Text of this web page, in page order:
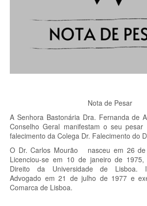
Nota de Pesar
A Senhora Bastonária Dra. Fernanda de
Conselho Geral manifestam o seu pesar
falecimento da Colega Dr. Falecimento do
O Dr. Carlos Mourão nasceu em 26
Licenciou-se em 10 de janeiro de
Direito da Universidade de Lisboa.
Advogado em 21 de julho de 1977 e
Comarca de Lisboa.